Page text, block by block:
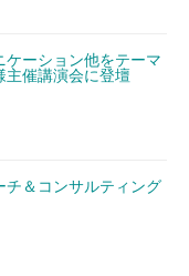
ーション他をテーマ
主催講演会に登壇
チ＆コンサルティング